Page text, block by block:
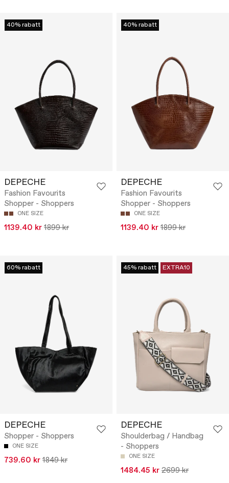
40% rabatt
DEPECHE
Fashion Favourits
Shopper - Shoppers
ONE SIZE
1139.40 kr 1899 kr
40% rabatt
DEPECHE
Fashion Favourits
Shopper - Shoppers
ONE SIZE
1139.40 kr 1899 kr
60% rabatt
DEPECHE
Shopper - Shoppers
ONE SIZE
739.60 kr 1849 kr
45% rabatt EXTRA10
DEPECHE
Shoulderbag / Handbag
- Shoppers
ONE SIZE
1484.45 kr 2699 kr